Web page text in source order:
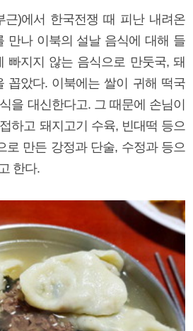
근)에서 한국전쟁 때 피난 내려온
만나 이북의 설날 음식에 대해 들
빠지지 않는 음식으로 만둣국, 돼
꼽았다. 이북에는 쌀이 귀해 떡국
을 대신한다고. 그 때문에 손님이
하고 돼지고기 수육, 빈대떡 등으
로 만든 강정과 단술, 수정과 등으
한다.